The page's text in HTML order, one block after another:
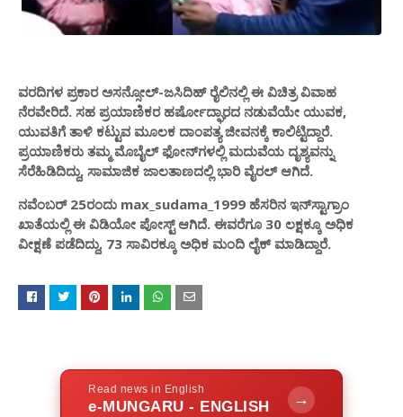
ವರದಿಗಳ ಪ್ರಕಾರ ಅಸನ್ಸೋಲ್-ಜಸಿದಿಹ್ ರೈಲಿನಲ್ಲಿ ಈ ವಿಚಿತ್ರ ವಿವಾಹ
ನೆರವೇರಿದೆ. ಸಹ ಪ್ರಯಾಣಿಕರ ಹರ್ಷೋದ್ಘಾರದ ನಡುವೆಯೇ ಯುವಕ,
ಯುವತಿಗೆ ತಾಳಿ ಕಟ್ಟುವ ಮೂಲಕ ದಾಂಪತ್ಯ ಜೀವನಕ್ಕೆ ಕಾಲಿಟ್ಟಿದ್ದಾರೆ.
ಪ್ರಯಾಣಿಕರು ತಮ್ಮ ಮೊಬೈಲ್ ಫೋನ್‌ಗಳಲ್ಲಿ ಮದುವೆಯ ದೃಶ್ಯವನ್ನು
ಸೆರೆಹಿಡಿದಿದ್ದು, ಸಾಮಾಜಿಕ ಜಾಲತಾಣದಲ್ಲಿ ಭಾರಿ ವೈರಲ್​ ಆಗಿದೆ.
ನವೆಂಬರ್​ 25ರಂದು max_sudama_1999 ಹೆಸರಿನ ಇನ್​ಸ್ಟಾಗ್ರಾಂ
ಖಾತೆಯಲ್ಲಿ ಈ ವಿಡಿಯೋ ಪೋಸ್ಟ್ ಆಗಿದೆ. ಈವರೆಗೂ 30 ಲಕ್ಷಕ್ಕೂ ಅಧಿಕ
ವೀಕ್ಷಣೆ ಪಡೆದಿದ್ದು, 73 ಸಾವಿರಕ್ಕೂ ಅಧಿಕ ಮಂದಿ ಲೈಕ್​ ಮಾಡಿದ್ದಾರೆ.
Read news in English
e-MUNGARU - ENGLISH →